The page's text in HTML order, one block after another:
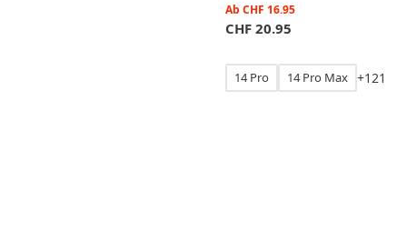
Ab CHF 16.95
CHF 20.95
14 Pro 14 Pro Max +121